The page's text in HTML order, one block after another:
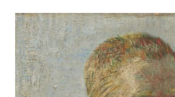
국립 한글 박물관
국립 현대 박물관
서울 공예 박물관
뉴욕 현대 미술관(MoMA)
루브르 박물관
메트로폴리탄 미술관